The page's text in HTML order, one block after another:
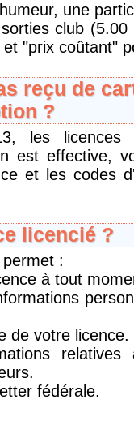
une
club
"prix coûtant"
reçu de
?
les licences
est effective,
et les codes
licencié ?
:
à tout
de votre licence.
fédérale.